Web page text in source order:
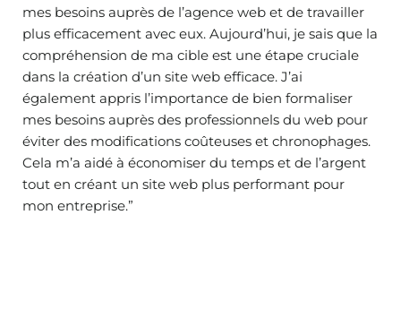
mes besoins auprès de l’agence web et de travailler
plus efficacement avec eux. Aujourd’hui, je sais que la
compréhension de ma cible est une étape cruciale
dans la création d’un site web efficace. J’ai
également appris l’importance de bien formaliser
mes besoins auprès des professionnels du web pour
éviter des modifications coûteuses et chronophages.
Cela m’a aidé à économiser du temps et de l’argent
tout en créant un site web plus performant pour
mon entreprise.”